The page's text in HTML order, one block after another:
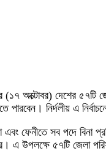
(১৭ অক্টোবর) দেশের
পারবেন। নির্দলীয় এ
ফেনীতে সব পদে বিনা
৫৭টি জেলা